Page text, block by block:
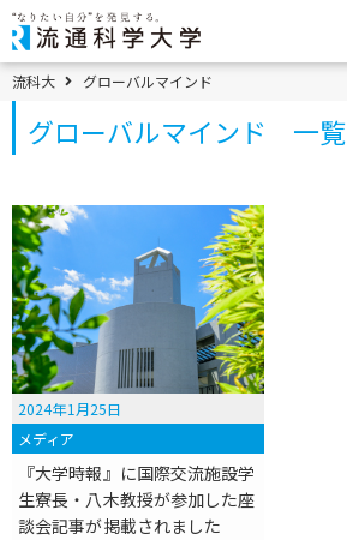
コ
ン
テ
ン
ツ
へ
移
パンくずメニュー
流科大 グローバルマインド
グローバルマインド 一覧
2024年1月25日
メディア
『大学時報』に国際交流施設学
生寮長・八木教授が参加した座
談会記事が掲載されました